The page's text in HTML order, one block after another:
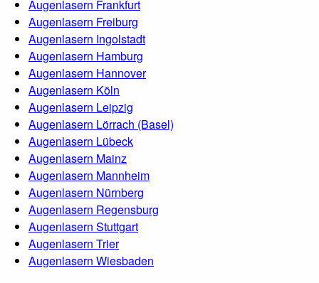
Augenlasern Frankfurt
Augenlasern Freiburg
Augenlasern Ingolstadt
Augenlasern Hamburg
Augenlasern Hannover
Augenlasern Köln
Augenlasern Leipzig
Augenlasern Lörrach (Basel)
Augenlasern Lübeck
Augenlasern Mainz
Augenlasern Mannheim
Augenlasern Nürnberg
Augenlasern Regensburg
Augenlasern Stuttgart
Augenlasern Trier
Augenlasern Wiesbaden